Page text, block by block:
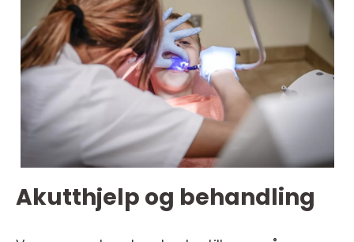
Akutthjelp og behandling